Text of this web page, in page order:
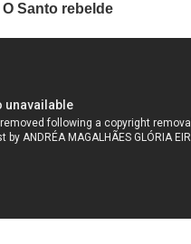
O Santo rebelde